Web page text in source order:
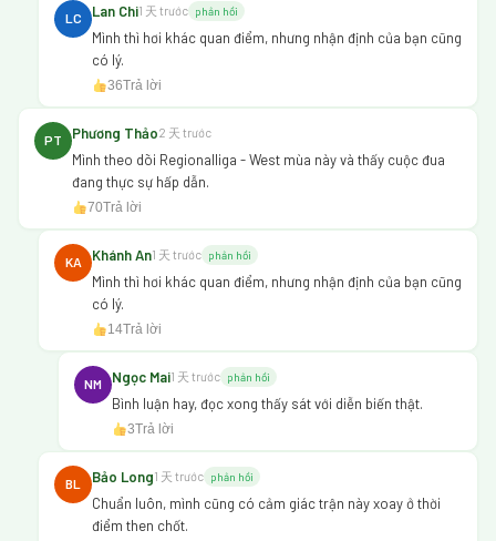
LC Lan Chi1 天 trước phản hồi
Mình thì hơi khác quan điểm, nhưng nhận định của bạn cũng
có lý.
36Trả lời
PT Phương Thảo2 天 trước
Mình theo dõi Regionalliga - West mùa này và thấy cuộc đua
đang thực sự hấp dẫn.
70Trả lời
KA Khánh An1 天 trước phản hồi
Mình thì hơi khác quan điểm, nhưng nhận định của bạn cũng
có lý.
14Trả lời
NM Ngọc Mai1 天 trước phản hồi
Bình luận hay, đọc xong thấy sát với diễn biến thật.
3Trả lời
BL Bảo Long1 天 trước phản hồi
Chuẩn luôn, mình cũng có cảm giác trận này xoay ở thời
điểm then chốt.